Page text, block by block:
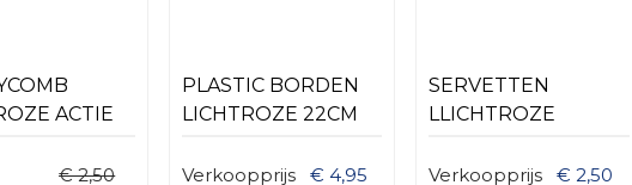
ACTIE
€ 2,50
PLASTIC BORDEN
LICHTROZE 22CM
Verkoopprijs
€ 4,95
SERVETTEN
LLICHTROZE
Verkoopprijs
€ 2,50